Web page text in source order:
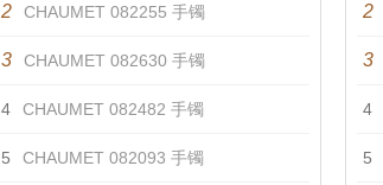
2 CHAUMET 082255 手镯
3 CHAUMET 082630 手镯
4 CHAUMET 082482 手镯
5 CHAUMET 082093 手镯
2
3
4
5